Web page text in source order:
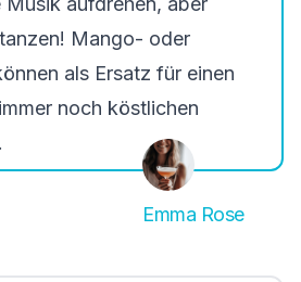
Mango- oder
als Ersatz für einen
noch köstlichen
Emma Rose